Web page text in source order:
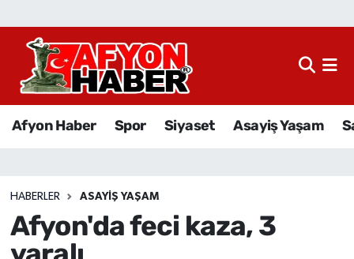
Afyon Haber Spor Siyaset Asayiş Yaşam
HABERLER ASAYIŞ YAŞAM
Afyon'da feci kaza, 3
Afyon Haber
Sağlık